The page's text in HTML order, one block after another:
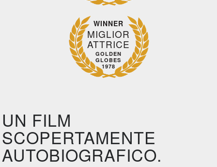
WINNER
MIGLIOR
ATTRICE
GOLDEN
GLOBES
1978
UN FILM
SCOPERTAMENTE
AUTOBIOGRAFICO.